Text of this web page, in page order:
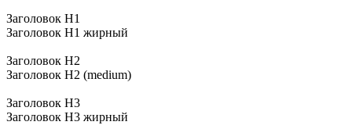
Заголовок H1
Заголовок H1 жирный
Заголовок H2
Заголовок H2 (medium)
Заголовок H3
Заголовок H3 жирный